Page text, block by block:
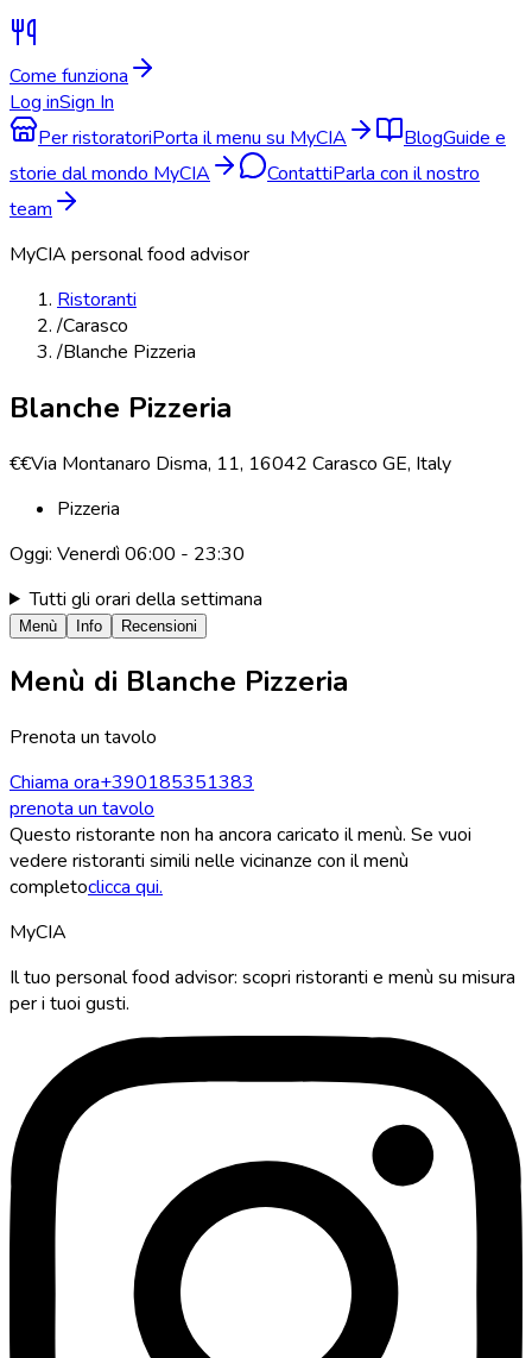
Come funziona
Log inSign In
Per ristoratoriPorta il menu su MyCIA BlogGuide e
storie dal mondo MyCIA
ContattiParla con il nostro
team
MyCIA personal food advisor
Ristoranti
/Carasco
/Blanche Pizzeria
Blanche Pizzeria
€€Via Montanaro Disma, 11, 16042 Carasco GE, Italy
Pizzeria
Oggi: Venerdì 06:00 - 23:30
Tutti gli orari della settimana
Menù Info Recensioni
Menù di Blanche Pizzeria
Prenota un tavolo
Chiama ora+390185351383
prenota un tavolo
Questo ristorante non ha ancora caricato il menù. Se vuoi
vedere ristoranti simili nelle vicinanze con il menù
completoclicca qui.
MyCIA
Il tuo personal food advisor: scopri ristoranti e menù su misura
per i tuoi gusti.